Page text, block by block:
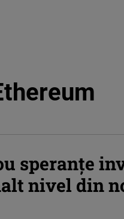
speranţe
nivel din